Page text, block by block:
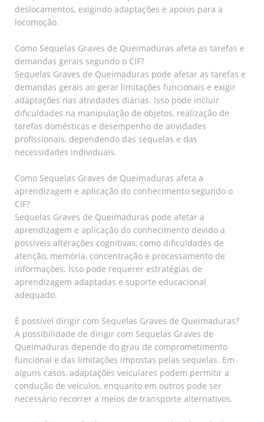
deslocamentos, exigindo adaptações e apoios para a
locomoção.
Como Sequelas Graves de Queimaduras afeta as tarefas e
demandas gerais segundo o CIF?
Sequelas Graves de Queimaduras pode afetar as tarefas e
demandas gerais ao gerar limitações funcionais e exigir
adaptações nas atividades diárias. Isso pode incluir
dificuldades na manipulação de objetos, realização de
tarefas domésticas e desempenho de atividades
profissionais, dependendo das sequelas e das
necessidades individuais.
Como Sequelas Graves de Queimaduras afeta a
aprendizagem e aplicação do conhecimento segundo o
CIF?
Sequelas Graves de Queimaduras pode afetar a
aprendizagem e aplicação do conhecimento devido a
possíveis alterações cognitivas, como dificuldades de
atenção, memória, concentração e processamento de
informações. Isso pode requerer estratégias de
aprendizagem adaptadas e suporte educacional
adequado.
É possível dirigir com Sequelas Graves de Queimaduras?
A possibilidade de dirigir com Sequelas Graves de
Queimaduras depende do grau de comprometimento
funcional e das limitações impostas pelas sequelas. Em
alguns casos, adaptações veiculares podem permitir a
condução de veículos, enquanto em outros pode ser
necessário recorrer a meios de transporte alternativos.